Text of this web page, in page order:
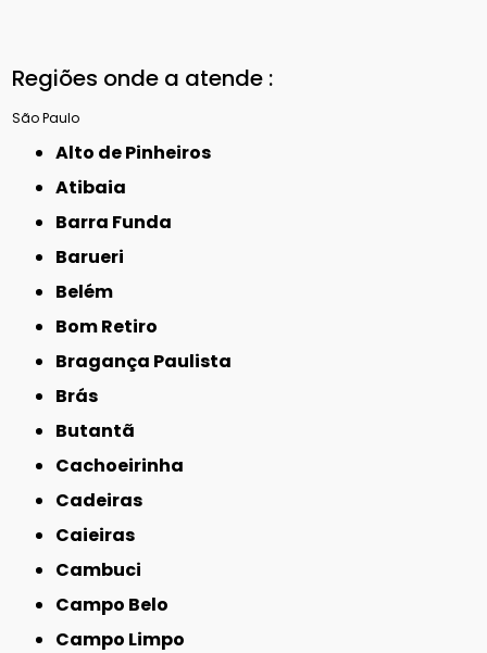
Regiões onde a atende :
São Paulo
Alto de Pinheiros
Atibaia
Barra Funda
Barueri
Belém
Bom Retiro
Bragança Paulista
Brás
Butantã
Cachoeirinha
Cadeiras
Caieiras
Cambuci
Campo Belo
Campo Limpo